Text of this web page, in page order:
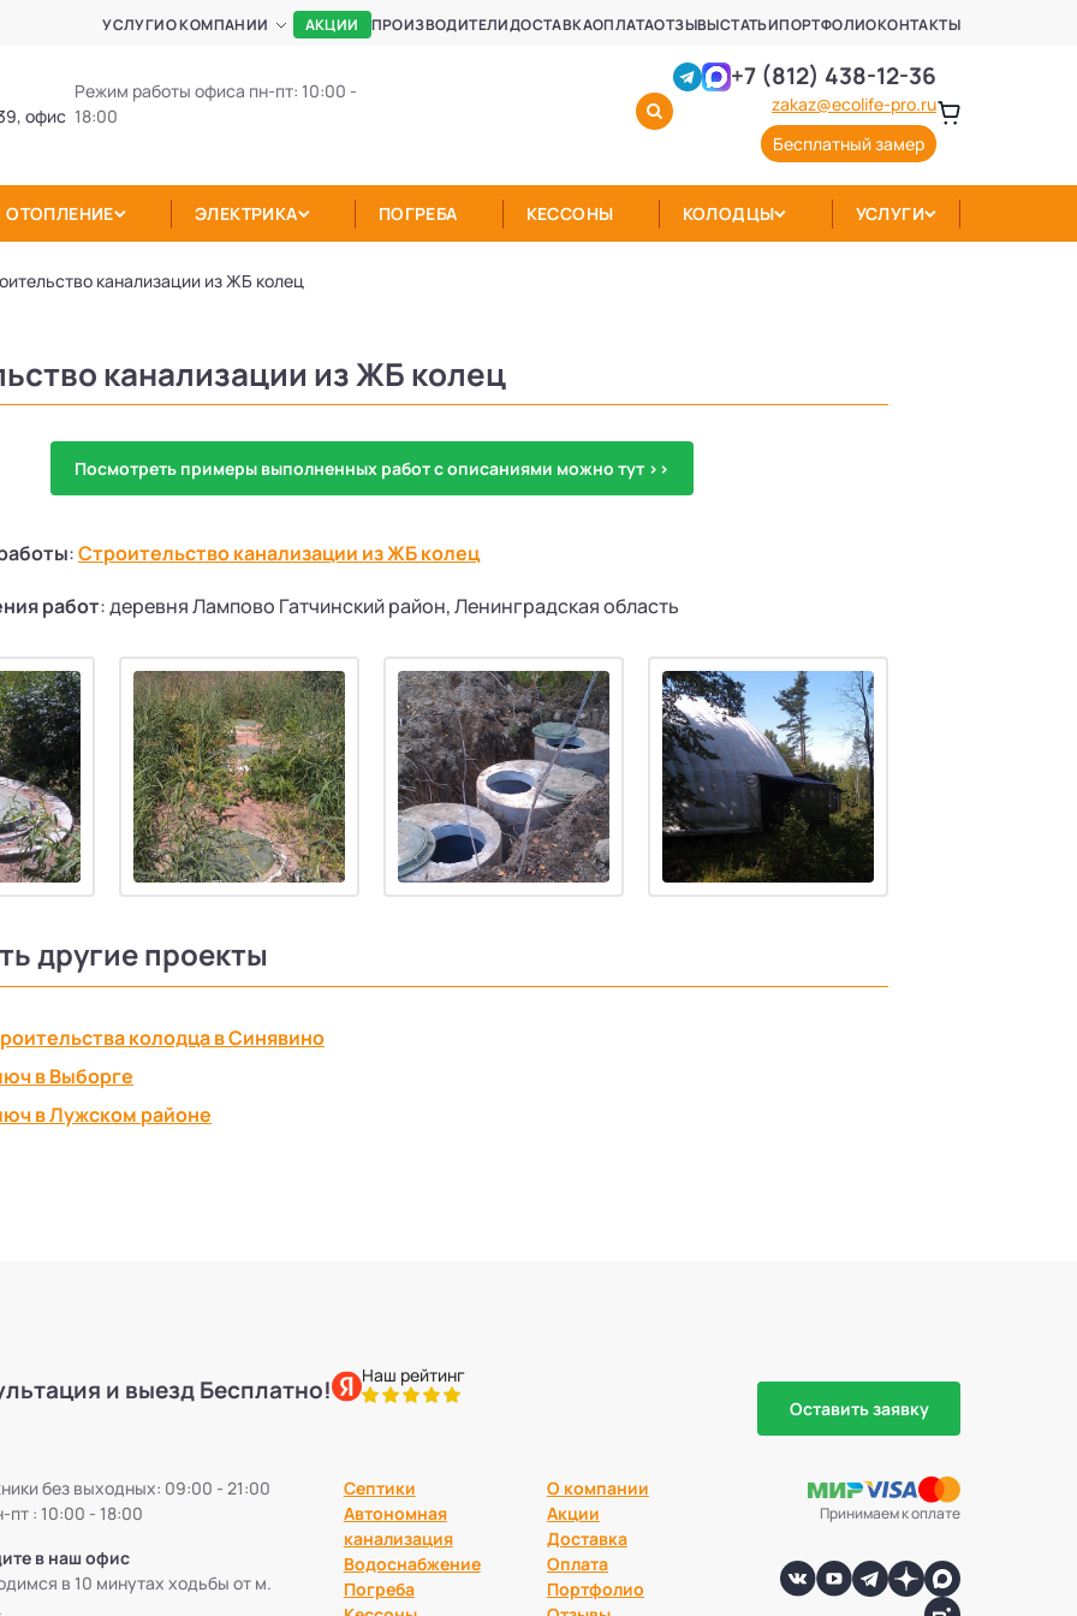
УСЛУГИО КОМПАНИИ АКЦИИ ПРОИЗВОДИТЕЛИДОСТАВКАОПЛАТАОТЗЫВЫСТАТЬИПОРТФОЛИОКОНТАКТЫ
офис
Режим работы офиса пн-пт: 10:00 -
18:00
+7 (812) 438-12-36
zakaz@ecolife-pro.ru
Бесплатный замер
ОТОПЛЕНИЕ ЭЛЕКТРИКА ПОГРЕБА КЕССОНЫ КОЛОДЦЫ УСЛУГИ
канализации из ЖБ колец
канализации из ЖБ колец
Посмотреть примеры выполненных работ с описаниями можно тут >>
:Строительство канализации из ЖБ колец
работ: деревня Лампово Гатчинский район, Ленинградская область
другие проекты
колодца в Синявино
в Выборге
в Лужском районе
и выезд Бесплатно! Наш рейтинг
без выходных: 09:00 - 21:00
пт : 10:00 - 18:00
в наш офис
в 10 минутах ходьбы от м.
Септики
Автономная
канализация
Водоснабжение
Погреба
О компании
Акции
Доставка
Оплата
Портфолио
Оставить заявку
Принимаем к оплате